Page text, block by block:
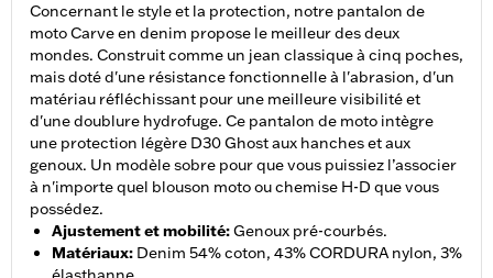
Concernant le style et la protection, notre pantalon de
moto Carve en denim propose le meilleur des deux
mondes. Construit comme un jean classique à cinq poches,
mais doté d'une résistance fonctionnelle à l'abrasion, d'un
matériau réfléchissant pour une meilleure visibilité et
d'une doublure hydrofuge. Ce pantalon de moto intègre
une protection légère D30 Ghost aux hanches et aux
genoux. Un modèle sobre pour que vous puissiez l’associer
à n'importe quel blouson moto ou chemise H-D que vous
possédez.
Ajustement et mobilité:Genoux pré-courbés.
Matériaux: Denim 54% coton, 43% CORDURA nylon, 3%